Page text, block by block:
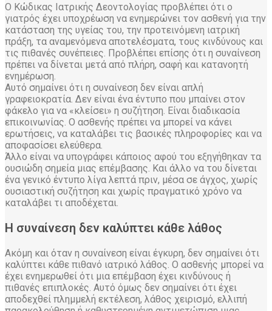
Ο Κώδικας Ιατρικής Δεοντολογίας προβλέπει ότι ο
γιατρός έχει υποχρέωση να ενημερώνει τον ασθενή για την
κατάσταση της υγείας του, την προτεινόμενη ιατρική
πράξη, τα αναμενόμενα αποτελέσματα, τους κινδύνους και
τις πιθανές συνέπειες. Προβλέπει επίσης ότι η συναίνεση
πρέπει να δίνεται μετά από πλήρη, σαφή και κατανοητή
ενημέρωση.
Αυτό σημαίνει ότι η συναίνεση δεν είναι απλή
γραφειοκρατία. Δεν είναι ένα έντυπο που μπαίνει στον
φάκελο για να «κλείσει» η συζήτηση. Είναι διαδικασία
επικοινωνίας. Ο ασθενής πρέπει να μπορεί να κάνει
ερωτήσεις, να καταλάβει τις βασικές πληροφορίες και να
αποφασίσει ελεύθερα.
Άλλο είναι να υπογράφει κάποιος αφού του εξηγήθηκαν τα
ουσιώδη σημεία μιας επέμβασης. Και άλλο να του δίνεται
ένα γενικό έντυπο λίγα λεπτά πριν, μέσα σε άγχος, χωρίς
ουσιαστική συζήτηση και χωρίς πραγματικό χρόνο να
καταλάβει τι αποδέχεται.
Η συναίνεση δεν καλύπτει κάθε λάθος
Ακόμη και όταν η συναίνεση είναι έγκυρη, δεν σημαίνει ότι
καλύπτει κάθε πιθανό ιατρικό λάθος. Ο ασθενής μπορεί να
έχει ενημερωθεί ότι μια επέμβαση έχει κινδύνους ή
πιθανές επιπλοκές. Αυτό όμως δεν σημαίνει ότι έχει
αποδεχθεί πλημμελή εκτέλεση, λάθος χειρισμό, ελλιπή